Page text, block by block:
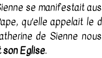
se manifestait
qu'elle appelait le
de Sienne
Eglise.